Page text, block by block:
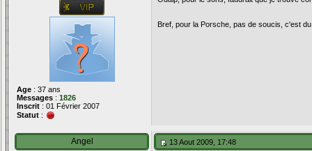
Age : 37 ans
Messages : 1826
Inscrit : 01 Février 2007
Statut :
Bref, pour la Porsche, pas de soucis, c'est
Angel 13 Aout 2009, 17:48